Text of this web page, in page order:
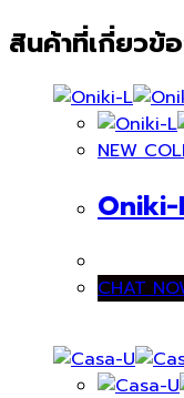
สินค้าที่เกี่ยวข้
NEW
Oniki-
CHAT